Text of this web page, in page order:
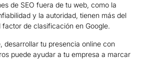
de SEO fuera de tu web, como la
y la autoridad, tienen más del
factor de clasificación en Google.
desarrollar tu presencia online con
puede ayudar a tu empresa a marcar